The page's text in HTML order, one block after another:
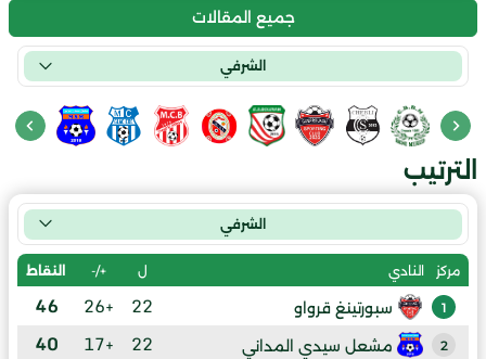
جميع المقالات
الشرفي
الترتيب
الشرفي
مركز النادي ل +/- النقاط
1 سبورتينغ قرواو 22
+26
46
2 مشعل سيدي المداني 22
+17
40